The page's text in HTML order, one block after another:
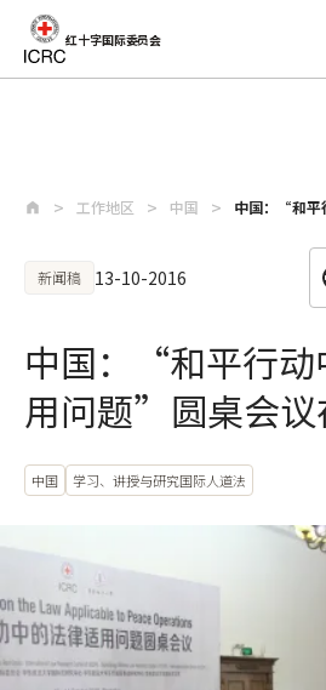
红十字国际委员会
工作地区 中国 中国：“和平
新闻稿 13-10-2016
中国：“和平行动
用问题”圆桌会议
中国 学习、讲授与研究国际人道法